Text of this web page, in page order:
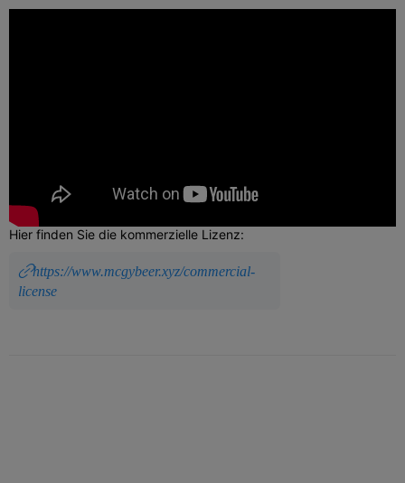
Hier finden Sie die kommerzielle Lizenz:
https://www.mcgybeer.xyz/commercial-
license